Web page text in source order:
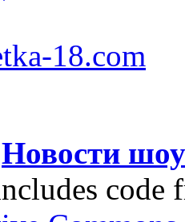
18.com
Новости
code